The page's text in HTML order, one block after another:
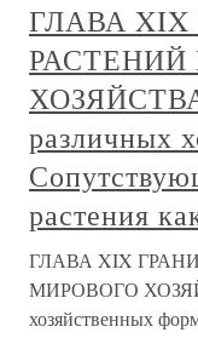
ГЛАВА
ХОЗЯЙСТВА
различных
растения
ГЛАВА XIX
МИРОВОГО
хозяйственных